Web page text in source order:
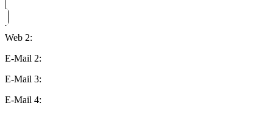
Web 2:
E-Mail 2:
E-Mail 3:
E-Mail 4: